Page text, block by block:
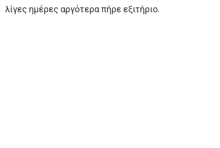
λίγες ημέρες αργότερα πήρε εξιτήριο.